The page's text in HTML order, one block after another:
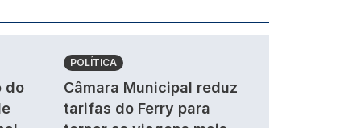
do
POLÍTICA
Câmara Municipal reduz
tarifas do Ferry para